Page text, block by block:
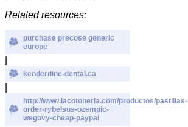
Related resources:
purchase precose generic
europe
kenderdine-dental.ca
http://www.lacotoneria.com/productos/pastillas-
order-rybelsus-ozempic-
wegovy-cheap-paypal